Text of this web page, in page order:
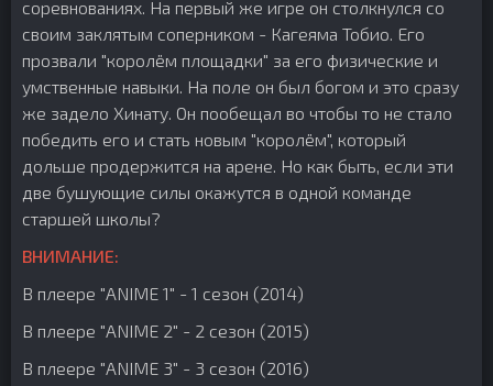
соревнованиях. На первый же игре он столкнулся со
своим заклятым соперником - Кагеяма Тобио. Его
прозвали "королём площадки" за его физические и
умственные навыки. На поле он был богом и это сразу
же задело Хинату. Он пообещал во чтобы то не стало
победить его и стать новым "королём", который
дольше продержится на арене. Но как быть, если эти
две бушующие силы окажутся в одной команде
старшей школы?
ВНИМАНИЕ:
В плеере "ANIME 1" - 1 сезон (2014)
В плеере "ANIME 2" - 2 сезон (2015)
В плеере "ANIME 3" - 3 сезон (2016)